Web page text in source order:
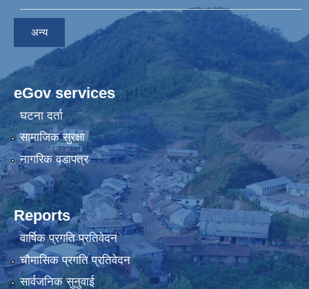
अन्य
eGov services
घटना दर्ता
सामाजिक सुरक्षा
नागरिक वडापत्र
Reports
वार्षिक प्रगति प्रतिवेदन
चौमासिक प्रगति प्रतिवेदन
सार्वजनिक सुनुवाई